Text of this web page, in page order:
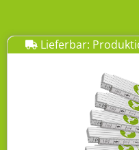
Lieferbar: